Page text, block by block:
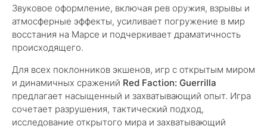
Звуковое оформление, включая рев оружия, взрывы и
атмосферные эффекты, усиливает погружение в мир
восстания на Марсе и подчеркивает драматичность
происходящего.
Для всех поклонников экшенов, игр с открытым миром
и динамичных сражений Red Faction: Guerrilla
предлагает насыщенный и захватывающий опыт. Игра
сочетает разрушения, тактический подход,
исследование открытого мира и захватывающий